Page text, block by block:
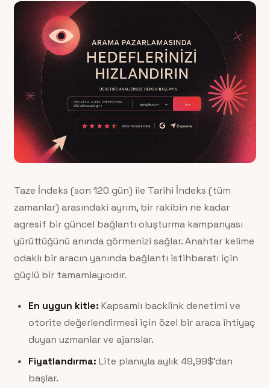
Taze İndeks (son 120 gün) ile Tarihi İndeks (tüm
zamanlar) arasındaki ayrım, bir rakibin ne kadar
agresif bir güncel bağlantı oluşturma kampanyası
yürüttüğünü anında görmenizi sağlar. Anahtar kelime
odaklı bir aracın yanında bağlantı istihbaratı için
güçlü bir tamamlayıcıdır.
En uygun kitle: Kapsamlı backlink denetimi ve
otorite değerlendirmesi için özel bir araca ihtiyaç
duyan uzmanlar ve ajanslar.
Fiyatlandırma: Lite planıyla aylık 49,99$’dan
başlar.